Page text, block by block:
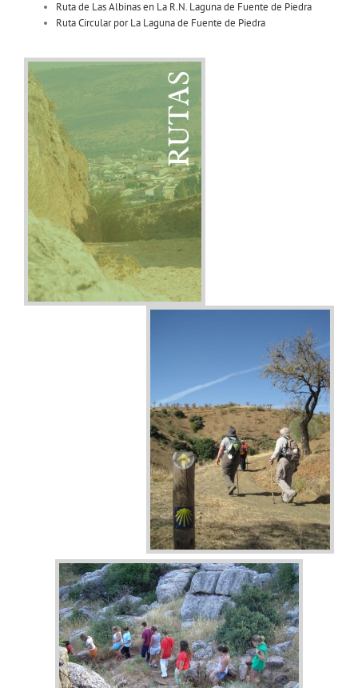
Ruta de Las Albinas en La R.N. Laguna de Fuente de Piedra
Ruta Circular por La Laguna de Fuente de Piedra